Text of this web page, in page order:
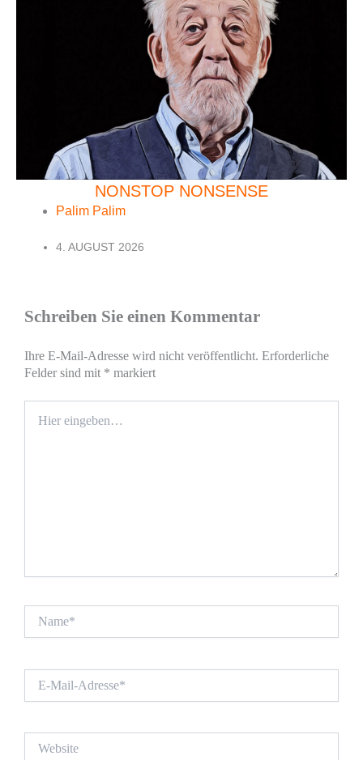
NONSTOP NONSENSE
Palim Palim
4. AUGUST 2026
Schreiben Sie einen Kommentar
Ihre E-Mail-Adresse wird nicht veröffentlicht. Erforderliche
Felder sind mit * markiert
eingeben…
Mail-